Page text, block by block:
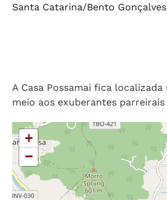
Santa Catarina/Bento Gonçalves
A Casa Possamai fica
meio aos exuberantes parreirais
+
−